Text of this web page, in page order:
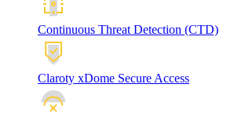
Continuous Threat Detection (CTD)
Claroty xDome Secure Access